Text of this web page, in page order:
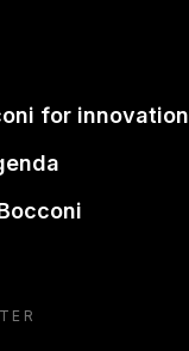
for innovation